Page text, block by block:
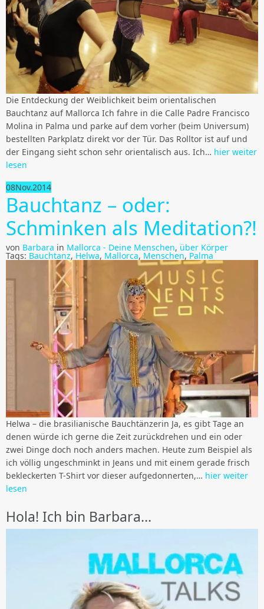
Die Entdeckung der Weiblichkeit beim orientalischen
Bauchtanz auf Mallorca Ich fahre in die Calle Padre Francisco
Molina in Palma und parke auf dem vorher (beim Universum)
bestellten Parkplatz direkt vor der Tür. Das Rolltor ist auf und
der Eingang sieht schon sehr orientalisch aus. Ich… hier weiter
lesen
08Nov.2014
Bauchtanz – oder:
Schminken als Meditation?!
von Barbara in Mallorca - Deine Menschen, über Körper
Tags: Bauchtanz, Helwa, Mallorca, Menschen, Palma
Helwa – die brasilianische Bauchtänzerin Ja, es gibt Tage an
denen würde ich gerne die Zeit zurückdrehen und ein oder
zwei Dinge doch noch anders machen. Heute zum Beispiel als
ich völlig ungeschminkt in Jeans und mit einem gerade frisch
bekleckerten T-Shirt vor dieser aufgedonnerten,… hier weiter
lesen
Hola! Ich bin Barbara…